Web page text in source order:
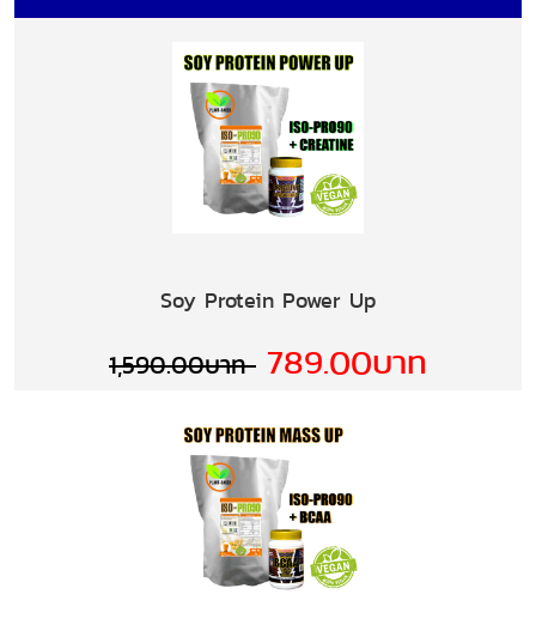
Soy Protein Power Up
1,590.00บาท 789.00บาท